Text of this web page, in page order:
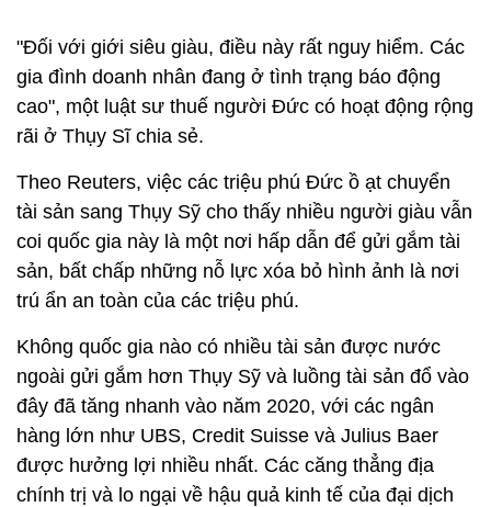
"Đối với giới siêu giàu, điều này rất nguy hiểm. Các
gia đình doanh nhân đang ở tình trạng báo động
cao", một luật sư thuế người Đức có hoạt động rộng
rãi ở Thụy Sĩ chia sẻ.
Theo Reuters, việc các triệu phú Đức ồ ạt chuyển
tài sản sang Thụy Sỹ cho thấy nhiều người giàu vẫn
coi quốc gia này là một nơi hấp dẫn để gửi gắm tài
sản, bất chấp những nỗ lực xóa bỏ hình ảnh là nơi
trú ẩn an toàn của các triệu phú.
Không quốc gia nào có nhiều tài sản được nước
ngoài gửi gắm hơn Thụy Sỹ và luồng tài sản đổ vào
đây đã tăng nhanh vào năm 2020, với các ngân
hàng lớn như UBS, Credit Suisse và Julius Baer
được hưởng lợi nhiều nhất. Các căng thẳng địa
chính trị và lo ngại về hậu quả kinh tế của đại dịch